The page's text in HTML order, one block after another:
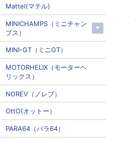
Mattel(マテル)
MINICHAMPS（ミニチャン
プス）
MINI-GT（ミニGT）
MOTORHELIX（モーターヘ
リックス）
NOREV（ノレブ）
OttO(オットー）
PARA64（パラ64）